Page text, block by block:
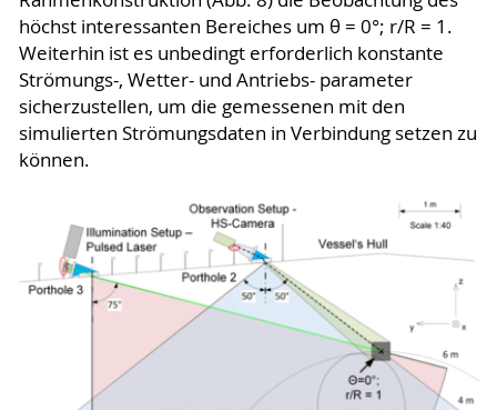
höchst interessanten Bereiches um θ = 0°; r/R = 1.
Weiterhin ist es unbedingt erforderlich konstante
Strömungs-, Wetter- und Antriebs- parameter
sicherzustellen, um die gemessenen mit den
simulierten Strömungsdaten in Verbindung setzen zu
können.